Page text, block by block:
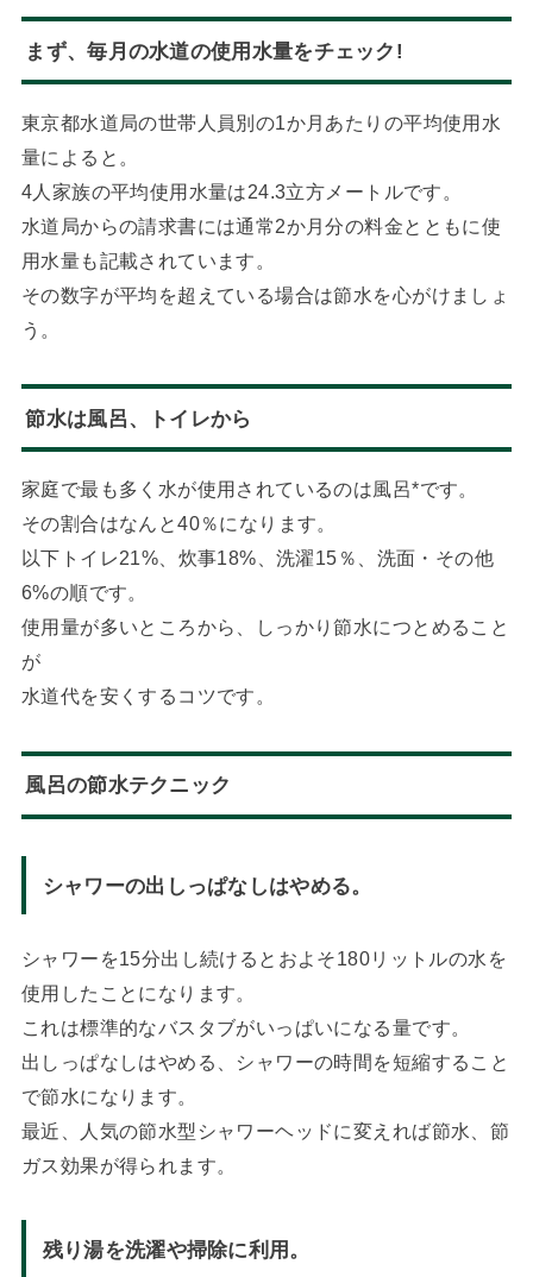
まず、毎月の水道の使用水量をチェック!
東京都水道局の世帯人員別の1か月あたりの平均使用水
量によると。
4人家族の平均使用水量は24.3立方メートルです。
水道局からの請求書には通常2か月分の料金とともに使
用水量も記載されています。
その数字が平均を超えている場合は節水を心がけましょ
う。
節水は風呂、トイレから
家庭で最も多く水が使用されているのは風呂*です。
その割合はなんと40％になります。
以下トイレ21%、炊事18%、洗濯15％、洗面・その他
6%の順です。
使用量が多いところから、しっかり節水につとめること
が
水道代を安くするコツです。
風呂の節水テクニック
シャワーの出しっぱなしはやめる。
シャワーを15分出し続けるとおよそ180リットルの水を
使用したことになります。
これは標準的なバスタブがいっぱいになる量です。
出しっぱなしはやめる、シャワーの時間を短縮すること
で節水になります。
最近、人気の節水型シャワーヘッドに変えれば節水、節
ガス効果が得られます。
残り湯を洗濯や掃除に利用。